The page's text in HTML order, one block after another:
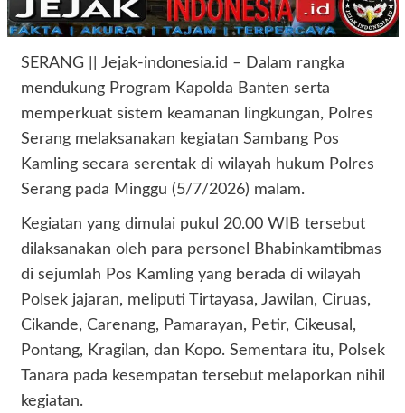
SERANG || Jejak-indonesia.id – Dalam rangka
mendukung Program Kapolda Banten serta
memperkuat sistem keamanan lingkungan, Polres
Serang melaksanakan kegiatan Sambang Pos
Kamling secara serentak di wilayah hukum Polres
Serang pada Minggu (5/7/2026) malam.
Kegiatan yang dimulai pukul 20.00 WIB tersebut
dilaksanakan oleh para personel Bhabinkamtibmas
di sejumlah Pos Kamling yang berada di wilayah
Polsek jajaran, meliputi Tirtayasa, Jawilan, Ciruas,
Cikande, Carenang, Pamarayan, Petir, Cikeusal,
Pontang, Kragilan, dan Kopo. Sementara itu, Polsek
Tanara pada kesempatan tersebut melaporkan nihil
kegiatan.